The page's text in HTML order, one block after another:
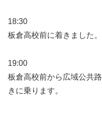
18:30
板倉高校前に着きました
19:00
板倉高校前から広域公共
きに乗ります。